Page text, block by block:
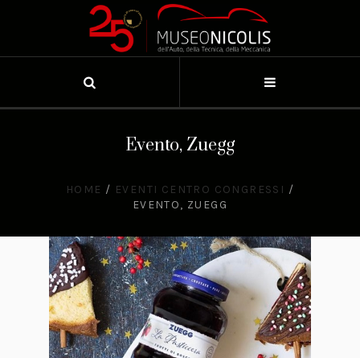
Evento, Zuegg
HOME / EVENTI CENTRO CONGRESSI /
EVENTO, ZUEGG